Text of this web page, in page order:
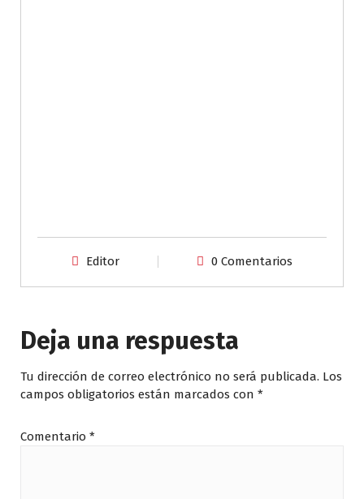
Editor 0 Comentarios
Deja una respuesta
Tu dirección de correo electrónico no será publicada. Los
campos obligatorios están marcados con *
Comentario *